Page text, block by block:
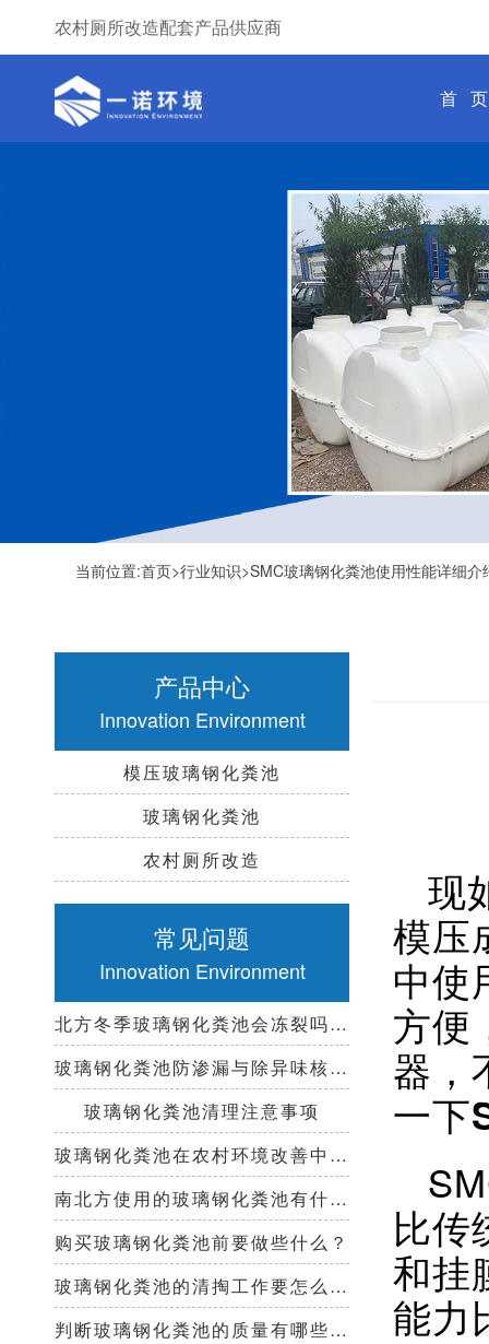
农村厕所改造配套产品供应商
首 页
当前位置:首页>行业知识>SMC玻璃钢化粪池使用性能详细介
产品中心
Innovation Environment
模压玻璃钢化粪池
玻璃钢化粪池
农村厕所改造
常见问题
Innovation Environment
北方冬季玻璃钢化粪池会冻裂吗？需要保温措施吗？
玻璃钢化粪池防渗漏与除异味核心技术指南
玻璃钢化粪池清理注意事项
玻璃钢化粪池在农村环境改善中起到哪些作用？
南北方使用的玻璃钢化粪池有什么区别？
购买玻璃钢化粪池前要做些什么？
玻璃钢化粪池的清掏工作要怎么做？
判断玻璃钢化粪池的质量有哪些好办法？
现
模压
中使
方便
器，
一下
比传
和挂
能力